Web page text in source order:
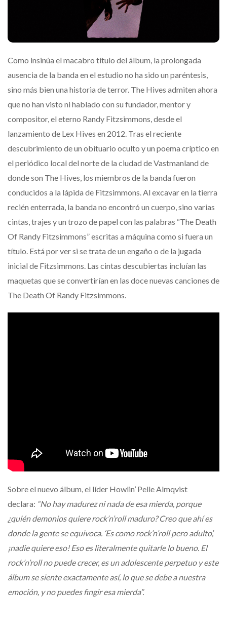
Como insinúa el macabro título del álbum, la prolongada
ausencia de la banda en el estudio no ha sido un paréntesis,
sino más bien una historia de terror. The Hives admiten ahora
que no han visto ni hablado con su fundador, mentor y
compositor, el eterno Randy Fitzsimmons, desde el
lanzamiento de Lex Hives en 2012. Tras el reciente
descubrimiento de un obituario oculto y un poema críptico en
el periódico local del norte de la ciudad de Vastmanland de
donde son The Hives, los miembros de la banda fueron
conducidos a la lápida de Fitzsimmons. Al excavar en la tierra
recién enterrada, la banda no encontró un cuerpo, sino varias
cintas, trajes y un trozo de papel con las palabras “The Death
Of Randy Fitzsimmons” escritas a máquina como si fuera un
título. Está por ver si se trata de un engaño o de la jugada
inicial de Fitzsimmons. Las cintas descubiertas incluían las
maquetas que se convertirían en las doce nuevas canciones de
The Death Of Randy Fitzsimmons.
Sobre el nuevo álbum, el líder Howlin’ Pelle Almqvist
declara: “No hay madurez ni nada de esa mierda, porque
¿quién demonios quiere rock’n’roll maduro? Creo que ahí es
donde la gente se equivoca. ‘Es como rock’n’roll pero adulto’,
¡nadie quiere eso! Eso es literalmente quitarle lo bueno. El
rock’n’roll no puede crecer, es un adolescente perpetuo y este
álbum se siente exactamente así, lo que se debe a nuestra
emoción, y no puedes fingir esa mierda”.